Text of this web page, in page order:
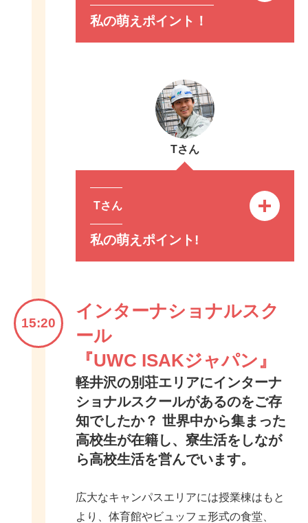
私の萌えポイント！
Tさん
Tさん
私の萌えポイント!
15:20
インターナショナルスク
ール
『UWC ISAKジャパン』
軽井沢の別荘エリアにインターナ
ショナルスクールがあるのをご存
知でしたか？ 世界中から集まった
高校生が在籍し、寮生活をしなが
ら高校生活を営んでいます。
広大なキャンパスエリアには授業棟はもと
より、体育館やビュッフェ形式の食堂、